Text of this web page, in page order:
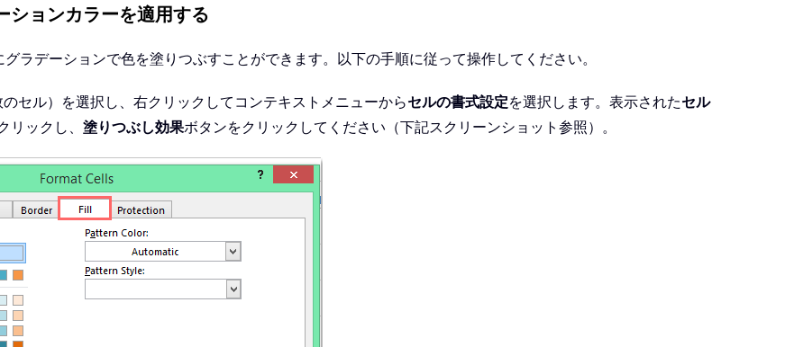
ションカラーを適用する
ラデーションで色を塗りつぶすことができます。以下の手順に従って操作してください。
セル）を選択し、右クリックしてコンテキストメニューからセルの書式設定を選択します。表示されたセル
リックし、 塗りつぶし効果ボタンをクリックしてください（下記スクリーンショット参照）。